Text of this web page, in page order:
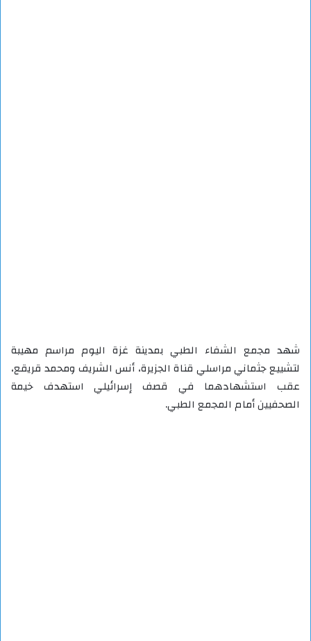
شهد مجمع الشفاء الطبي بمدينة غزة اليوم مراسم مهيبة
لتشييع جثماني مراسلي قناة الجزيرة، أنس الشريف ومحمد قريقع،
عقب استشهادهما في قصف إسرائيلي استهدف خيمة
الصحفيين أمام المجمع الطبي.